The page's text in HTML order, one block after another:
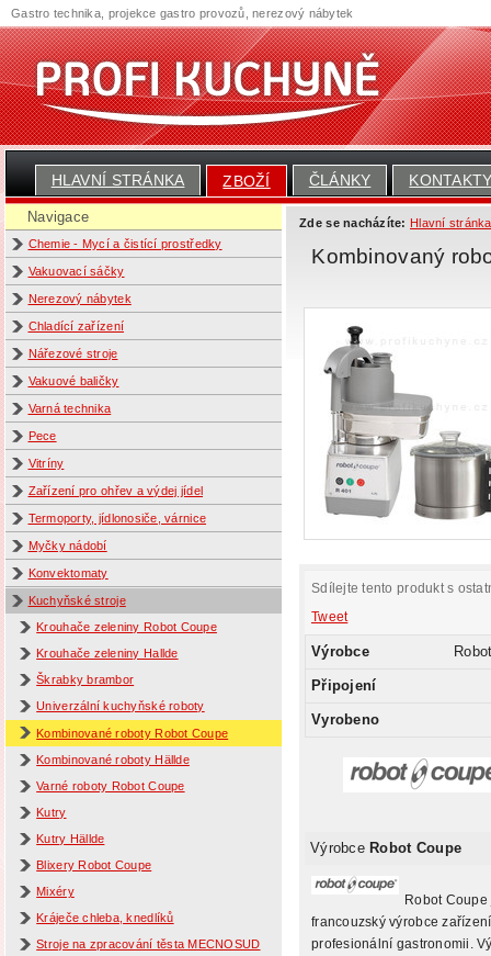
HLAVNÍ STRÁNKA ZBOŽÍ ČLÁNKY
Navigace
Chemie - Mycí a čistící prostředky
Vakuovací sáčky
Nerezový nábytek
Chladící zařízení
Nářezové stroje
Vakuové baličky
Varná technika
Pece
Vitríny
Zařízení pro ohřev a výdej jídel
Termoporty, jídlonosiče, várnice
Myčky nádobí
Konvektomaty
Kuchyňské stroje
Krouhače zeleniny Robot Coupe
Krouhače zeleniny Hallde
Škrabky brambor
Univerzální kuchyňské roboty
Kombinované roboty Robot Coupe
Kombinované roboty Hällde
Varné roboty Robot Coupe
Kutry
Kutry Hällde
Blixery Robot Coupe
Mixéry
Kráječe chleba, knedlíků
Stroje na zpracování těsta MECNOSUD
Zde se nacházíte: Hlavní stránka
Kombinovaný
Sdílejte tento produkt s
Tweet
Výrobce
Připojení
Vyrobeno
VýrobceRobot Coupe
Robot Coupe
francouzský výrobce
profesionální gastronomii.
Gastro technika, projekce gastro provozů, nerezový nábytek